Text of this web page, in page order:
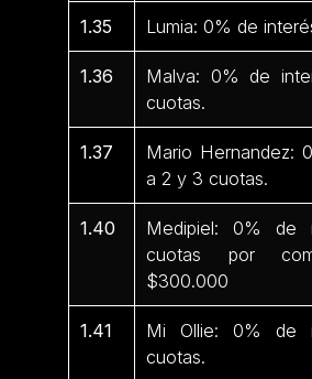
1.35 Lumia: 0% de
1.36
Malva: 0% de
cuotas.
1.37
Mario Hernandez:
a 2 y 3 cuotas.
1.40
Medipiel: 0% de
cuotas por
$300.000
1.41
Mi Ollie: 0% de
cuotas.